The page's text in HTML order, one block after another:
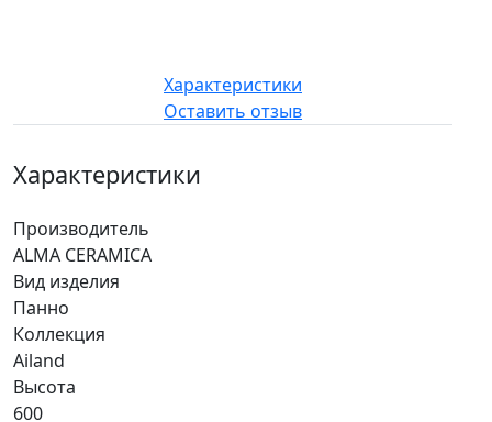
Характеристики
Оставить отзыв
Характеристики
Производитель
ALMA CERAMICA
Вид изделия
Панно
Коллекция
Ailand
Высота
600